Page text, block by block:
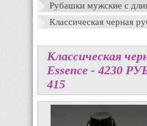
Рубашки мужские с
Классическая черная
Классическая
Essence -4230 P
415